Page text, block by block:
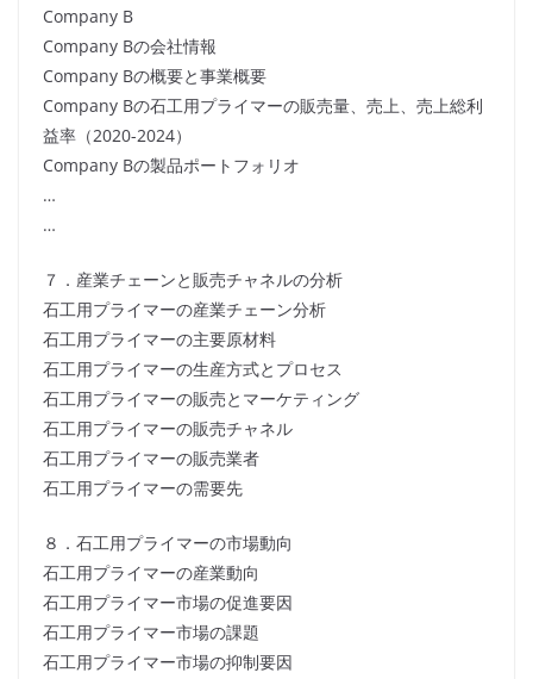
Company B
Company Bの会社情報
Company Bの概要と事業概要
Company Bの石工用プライマーの販売量、売上、売上総利
益率（2020-2024）
Company Bの製品ポートフォリオ
…
…
７．産業チェーンと販売チャネルの分析
石工用プライマーの産業チェーン分析
石工用プライマーの主要原材料
石工用プライマーの生産方式とプロセス
石工用プライマーの販売とマーケティング
石工用プライマーの販売チャネル
石工用プライマーの販売業者
石工用プライマーの需要先
８．石工用プライマーの市場動向
石工用プライマーの産業動向
石工用プライマー市場の促進要因
石工用プライマー市場の課題
石工用プライマー市場の抑制要因